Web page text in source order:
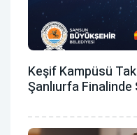
Keşif Kampüsü
Şanlıurfa